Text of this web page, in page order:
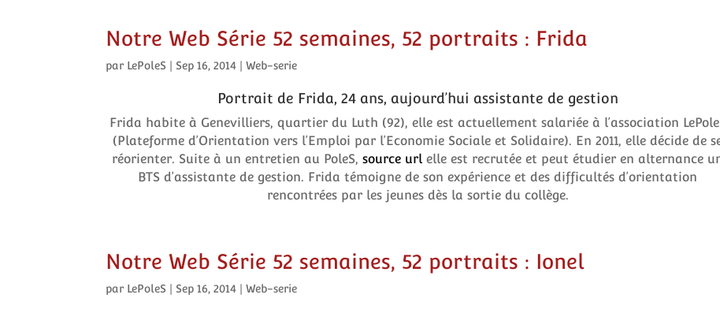
Notre Web Série 52 semaines, 52 portraits : Frida
par LePoleS Sep 16, 2014 |Web-serie
Portrait de Frida, 24 ans, aujourd’hui assistante de gestion
Frida habite à Genevilliers, quartier du Luth (92), elle est actuellement salariée à l’association
(Plateforme d’Orientation vers l’Emploi par l’Economie Sociale et Solidaire). En 2011, elle décide de
réorienter. Suite à un entretien au PoleS,source url elle est recrutée et peut étudier en alternance
BTS d’assistante de gestion. Frida témoigne de son expérience et des difficultés d’orientation
rencontrées par les jeunes dès la sortie du collège.
Notre Web Série 52 semaines, 52 portraits : Ionel
par LePoleS Sep 16, 2014 |Web-serie